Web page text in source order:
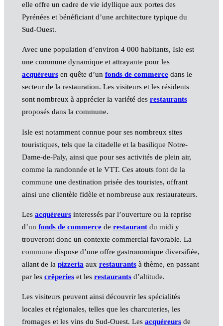
elle offre un cadre de vie idyllique aux portes des
Pyrénées et bénéficiant d’une architecture typique du
Sud-Ouest.
Avec une population d’environ 4 000 habitants, Isle est
une commune dynamique et attrayante pour les
acquéreursen quête d’un fonds de commercedans le
secteur de la restauration. Les visiteurs et les résidents
sont nombreux à apprécier la variété des restaurants
proposés dans la commune.
Isle est notamment connue pour ses nombreux sites
touristiques, tels que la citadelle et la basilique Notre-
Dame-de-Paly, ainsi que pour ses activités de plein air,
comme la randonnée et le VTT. Ces atouts font de la
commune une destination prisée des touristes, offrant
ainsi une clientèle fidèle et nombreuse aux restaurateurs.
Les acquéreursinteressés par l’ouverture ou la reprise
d’un fonds de commercede restaurantdu midi y
trouveront donc un contexte commercial favorable. La
commune dispose d’une offre gastronomique diversifiée,
allant de la pizzeria aux restaurantsà thème, en passant
par les crêperieset les restaurantsd’altitude.
Les visiteurs peuvent ainsi découvrir les spécialités
locales et régionales, telles que les charcuteries, les
fromages et les vins du Sud-Ouest. Les acquéreursde